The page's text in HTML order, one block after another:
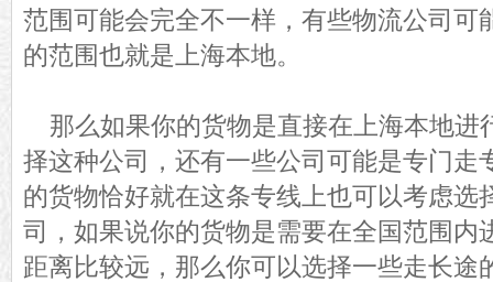
范围可能会完全不一样，有些物流公司可
的范围也就是上海本地。
那么如果你的货物是直接在上海本地进
择这种公司，还有一些公司可能是专门走
的货物恰好就在这条专线上也可以考虑选
司，如果说你的货物是需要在全国范围内
距离比较远，那么你可以选择一些走长途